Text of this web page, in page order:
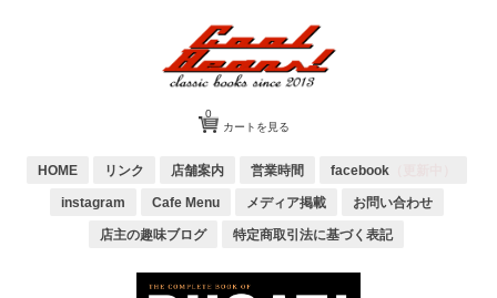
カートを見る
0
HOME リンク 店舗案内 営業時間 facebook（更新中）
instagram Cafe Menu メディア掲載 お問い合わせ
店主の趣味ブログ 特定商取引法に基づく表記